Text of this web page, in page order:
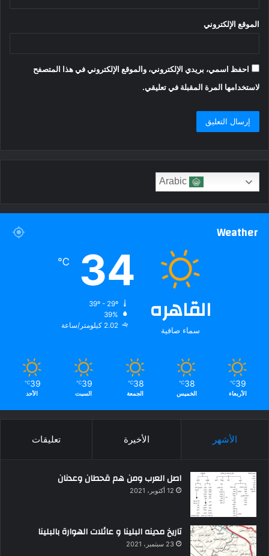
الموقع الإلكتروني
احفظ اسمي، بريدي الإلكتروني، والموقع الإلكتروني في هذا المتصفح
لاستخدامها المرة المقبلة في تعليقي.
Weather
القاهره
سماء صافية
34
℃
39%
2.02 كيلومتر/ساعة
39
℃
الأربعاء
38
℃
الخميس
38
℃
الجمعة
39
℃
السبت
39
℃
الأحد
الأشهر الأخيرة تعليقات
اصل العرب ومن هم قحطان وعدنان
12 أكتوبر، 2021
تاريخ مدينه البلينا و عائلات الهوارة بالبلينا
23 سبتمبر، 2021